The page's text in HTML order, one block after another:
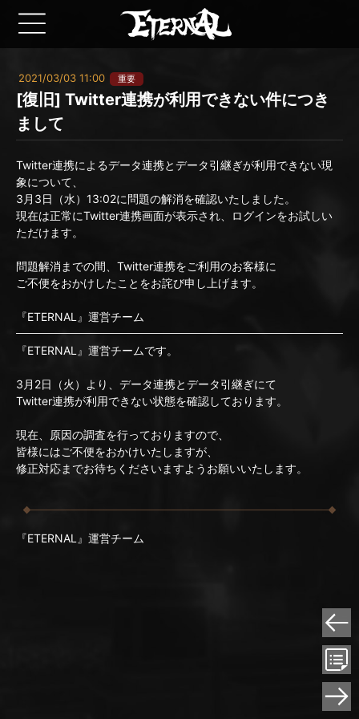
2021/03/03 11:00 重要
[復旧] Twitter連携が利用できない件につき
まして
Twitter連携によるデータ連携とデータ引継ぎが利用できない現
象について、
3月3日（水）13:02に問題の解消を確認いたしました。
現在は正常にTwitter連携画面が表示され、ログインをお試しい
ただけます。
問題解消までの間、Twitter連携をご利用のお客様に
ご不便をおかけしたことをお詫び申し上げます。
『ETERNAL』運営チーム
『ETERNAL』運営チームです。
3月2日（火）より、データ連携とデータ引継ぎにて
Twitter連携が利用できない状態を確認しております。
現在、原因の調査を行っておりますので、
皆様にはご不便をおかけいたしますが、
修正対応までお待ちくださいますようお願いいたします。
『ETERNAL』運営チーム